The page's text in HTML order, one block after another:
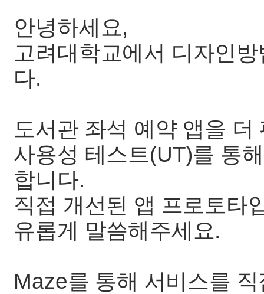
안녕하세요,
고려대학교에서 디자인
다.
도서관 좌석 예약 앱을
사용성 테스트(UT)를 통
합니다.
직접 개선된 앱 프로토타
유롭게 말씀해주세요.
Maze를 통해 서비스를